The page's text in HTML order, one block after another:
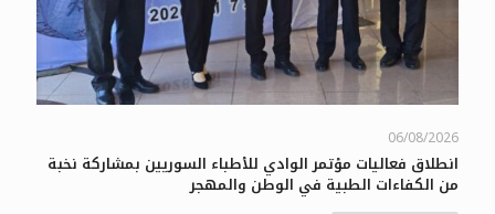
06/08/2026
انطلاق فعاليات مؤتمر الوادي للأطباء السوريين بمشاركة نخبة
من الكفاءات الطبية في الوطن والمهجر